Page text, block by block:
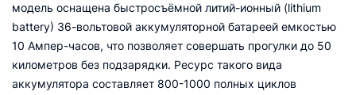
модель оснащена быстросъёмной литий-ионный (lithium
battery) 36-вольтовой аккумуляторной батареей емкостью
10 Ампер-часов, что позволяет совершать прогулки до 50
километров без подзарядки. Ресурс такого вида
аккумулятора составляет 800-1000 полных циклов